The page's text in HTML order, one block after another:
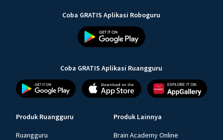
Coba GRATIS Aplikasi Roboguru
Coba GRATIS Aplikasi Ruangguru
Produk Ruangguru
Ruangguru
Produk Lainnya
Brain Academy Online